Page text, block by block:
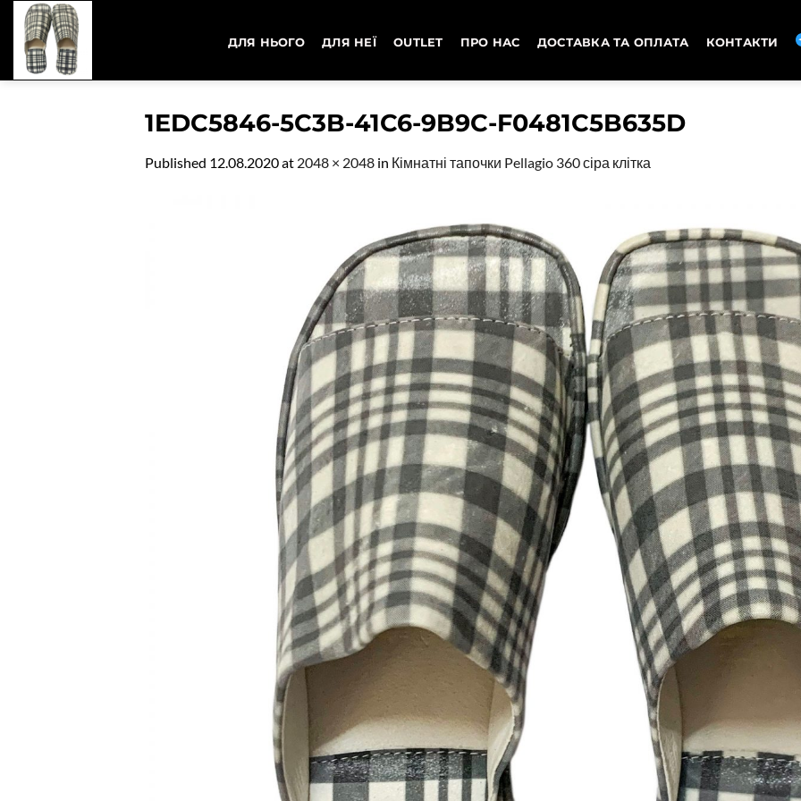
content
ДЛЯ НЬОГО ДЛЯ НЕЇ OUTLET ПРО НАС ДОСТАВКА ТА ОПЛАТА КОНТАКТИ
1EDC5846-5C3B-41C6-9B9C-F0481C5B635D
Published 12.08.2020at 2048 × 2048 in Кімнатні тапочки Pellagio 360 сіра клітка